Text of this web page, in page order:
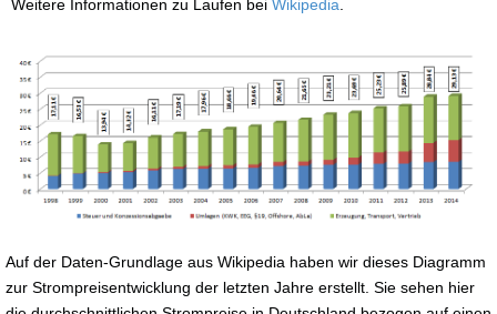
Weitere Informationen zu Laufen bei Wikipedia
Auf der Daten-Grundlage aus Wikipedia haben wir dieses Diagramm
zur Strompreisentwicklung der letzten Jahre erstellt. Sie sehen hier